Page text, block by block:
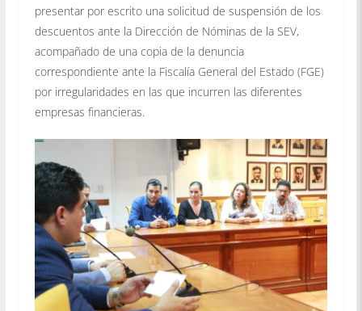
presentar por escrito una solicitud de suspensión de los
descuentos ante la Dirección de Nóminas de la SEV,
acompañado de una copia de la denuncia
correspondiente ante la Fiscalía General del Estado (FGE)
por irregularidades en las que incurren las diferentes
empresas financieras.